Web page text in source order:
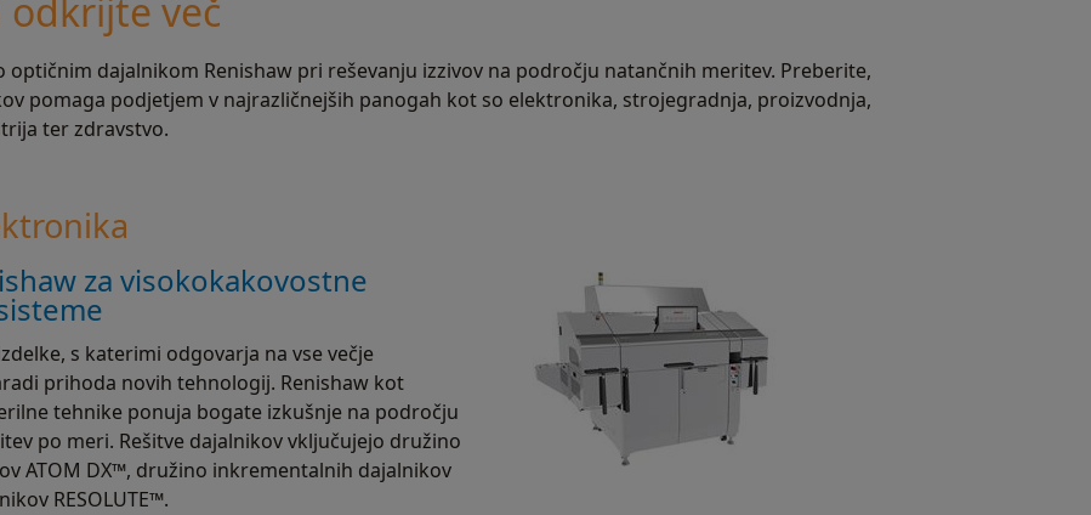
več
optičnim dajalnikom Renishaw pri reševanju izzivov na področju natančnih meritev. Preberite,
pomaga podjetjem v najrazličnejših panogah kot so elektronika, strojegradnja, proizvodnja,
ter zdravstvo.
za visokokakovostne
s katerimi odgovarja na vse večje
prihoda novih tehnologij. Renishaw kot
tehnike ponuja bogate izkušnje na področju
po meri. Rešitve dajalnikov vključujejo družino
ATOM DX™, družino inkrementalnih dajalnikov
RESOLUTE™.